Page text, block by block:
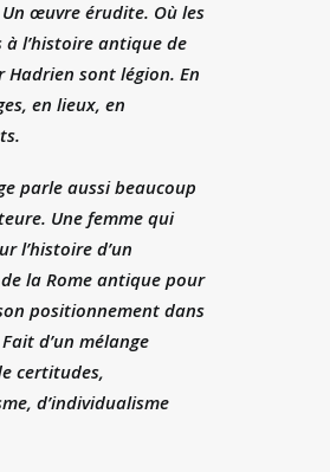
œuvre érudite. Où les
à l’histoire antique de
Hadrien sont légion. En
en lieux, en
parle aussi beaucoup
Une femme qui
l’histoire d’un
la Rome antique pour
positionnement dans
d’un mélange
certitudes,
d’individualisme